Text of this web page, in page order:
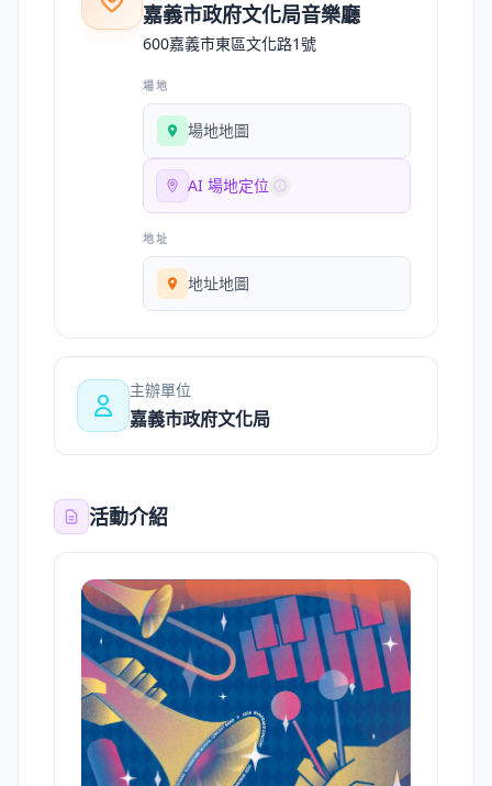
嘉義市政府文化局音樂廳
600嘉義市東區文化路1號
場地
場地地圖
AI 場地定位
地址
地址地圖
主辦單位
嘉義市政府文化局
活動介紹